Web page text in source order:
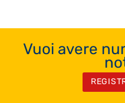
Vuoi avere